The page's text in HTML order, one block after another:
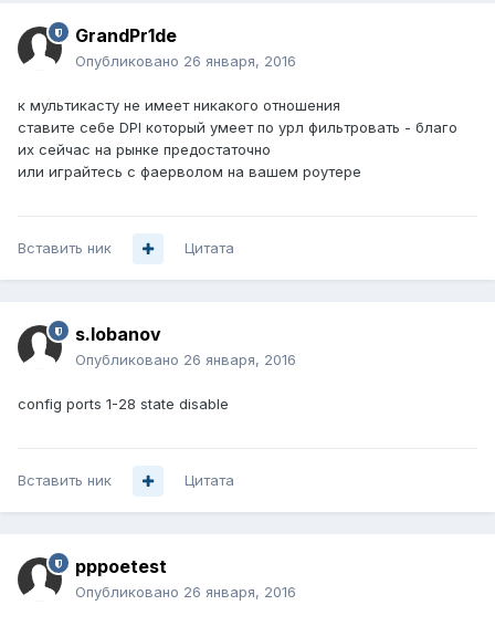
GrandPr1de
Опубликовано 26 января, 2016
к мультикасту не имеет никакого отношения
ставите себе DPI который умеет по урл фильтровать - благо
их сейчас на рынке предостаточно
или играйтесь с фаерволом на вашем роутере
Вставить ник Цитата
s.lobanov
Опубликовано 26 января, 2016
config ports 1-28 state disable
Вставить ник Цитата
pppoetest
Опубликовано 26 января, 2016